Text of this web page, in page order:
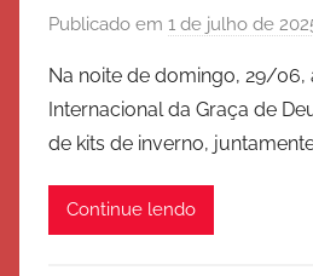
Publicado em 1 de julho de
Na noite de domingo, 29/06,
Internacional da Graça de
de kits de inverno,
Continue lendo